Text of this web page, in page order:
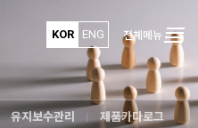
KOR ENG 전체메뉴
유지보수관리 제품카다로그